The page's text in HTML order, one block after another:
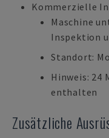
Kommerzielle
Maschine
Inspektion
Standort:
Hinweis: 24
enthalten
Zusätzliche